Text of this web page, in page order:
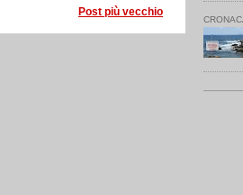
Post più vecchio